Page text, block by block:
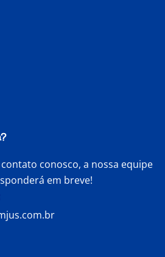
conosco, a nossa equipe
em breve!